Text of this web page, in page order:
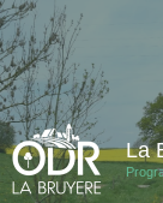
Aller
au
contenu
La